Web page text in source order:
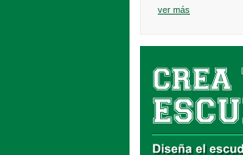
ver más